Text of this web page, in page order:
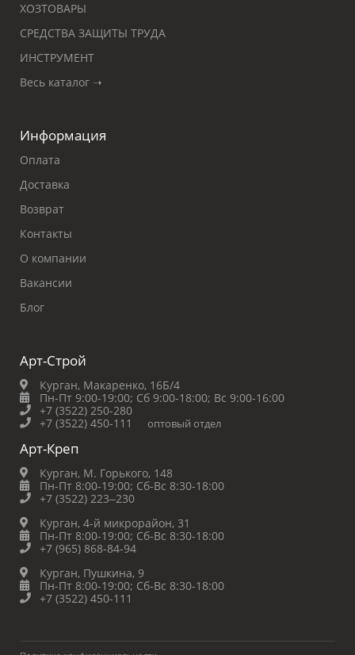
ХОЗТОВАРЫ
СРЕДСТВА ЗАЩИТЫ ТРУДА
ИНСТРУМЕНТ
Весь каталог ➝
Информация
Оплата
Доставка
Возврат
Контакты
О компании
Вакансии
Блог
Арт-Строй
Курган, Макаренко, 16Б/4
Пн-Пт 9:00-19:00; Сб 9:00-18:00; Вс 9:00-16:00
+7 (3522) 250-280
+7 (3522) 450-111
оптовый отдел
Арт-Креп
Курган, М. Горького, 148
Пн-Пт 8:00-19:00; Сб-Вс 8:30-18:00
+7 (3522) 223‒230
Курган, 4-й микрорайон, 31
Пн-Пт 8:00-19:00; Сб-Вс 8:30-18:00
+7 (965) 868-84-94
Курган, Пушкина, 9
Пн-Пт 8:00-19:00; Сб-Вс 8:30-18:00
+7 (3522) 450-111